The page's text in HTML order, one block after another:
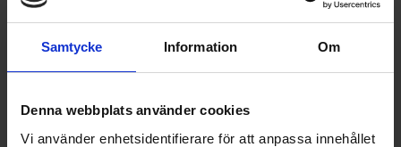
Samtycke Information Om
Denna webbplats använder cookies
Vi använder enhetsidentifierare för att anpassa innehållet
Gjutjärn
Hot wok Paellapanna 35 cm.